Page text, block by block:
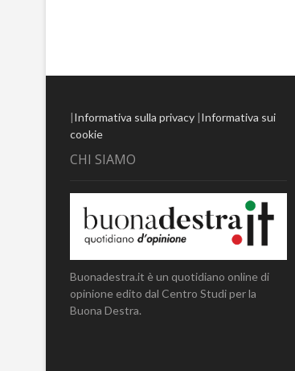
|Informativa sulla privacy |Informativa sui
cookie
CHI SIAMO
Buonadestra.it è un quotidiano online di
opinione edito dal Centro Studi per la
Buona Destra.